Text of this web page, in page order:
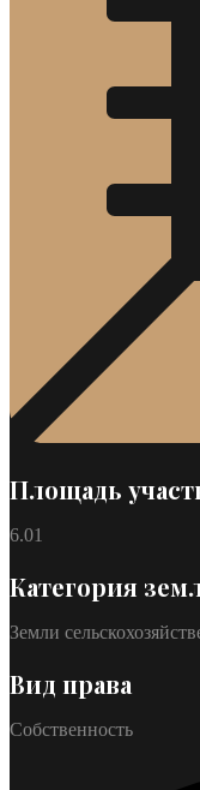
Площадь
6.01
Категория
Земли
Вид права
Собственность